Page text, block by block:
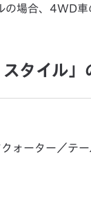
場合、4WD車
タイル」
ォーター／テー